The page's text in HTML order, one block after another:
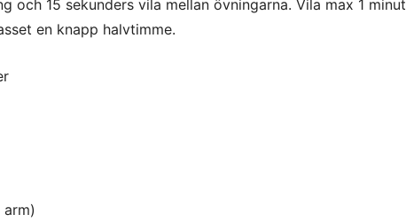
och 15 sekunders vila mellan övningarna. Vila max 1 minut
en knapp halvtimme.